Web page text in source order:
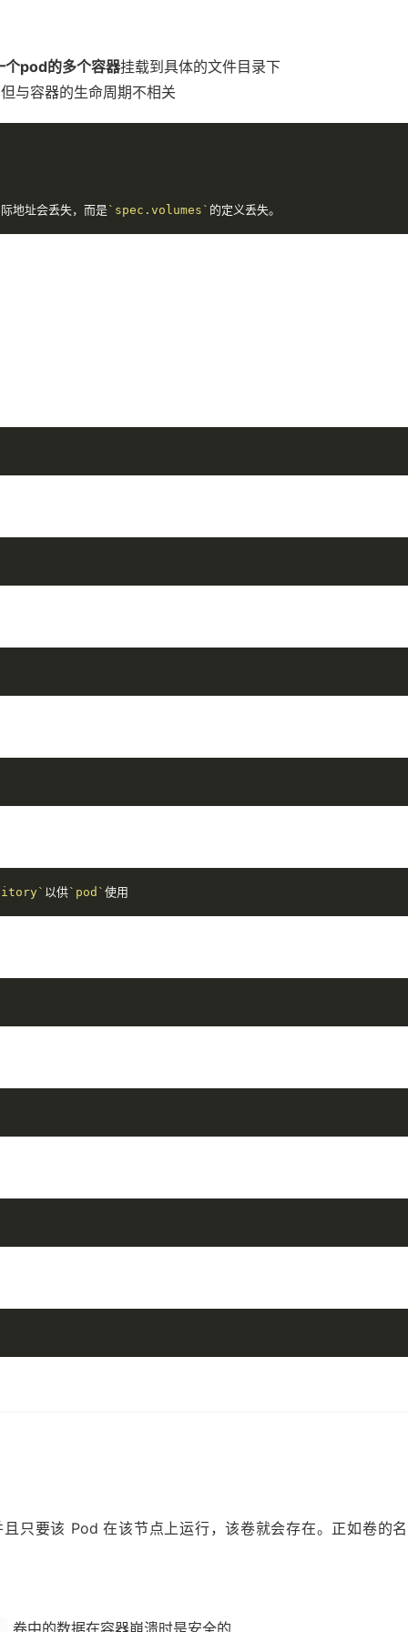
个pod的多个容器挂载到具体的文件目录下
与容器的生命周期不相关
地址会丢失，而是`spec.volumes` 的定义丢失。
以供`pod` 使用
只要该 Pod 在该节点上运行，该卷就会存在。正如卷的
卷中的数据在容器崩溃时是安全的